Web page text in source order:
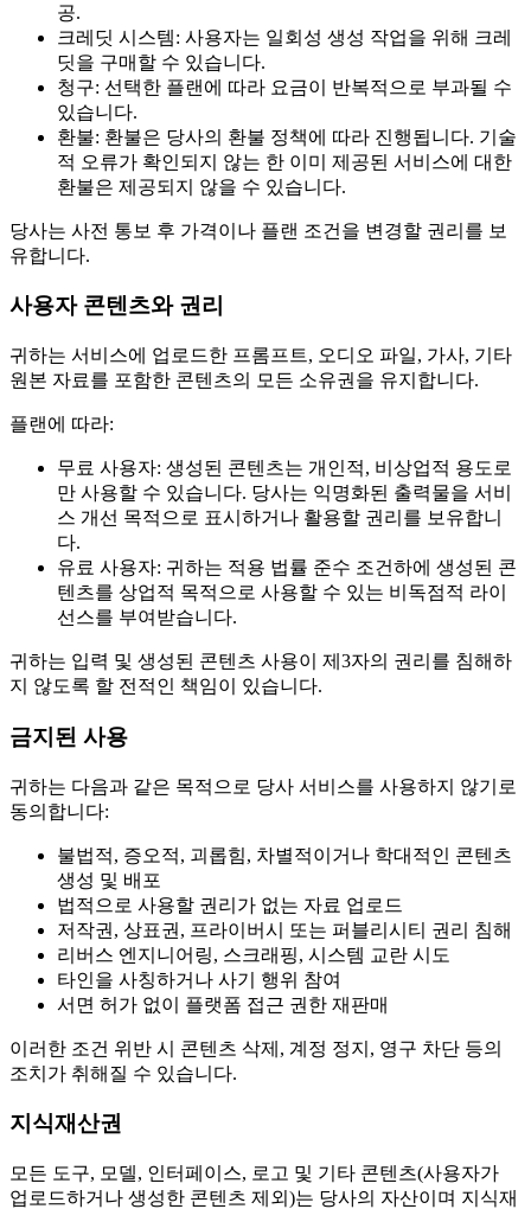
공.
크레딧 시스템: 사용자는 일회성 생성 작업을 위해 크레
딧을 구매할 수 있습니다.
청구: 선택한 플랜에 따라 요금이 반복적으로 부과될 수
있습니다.
환불: 환불은 당사의 환불 정책에 따라 진행됩니다. 기술
적 오류가 확인되지 않는 한 이미 제공된 서비스에 대한
환불은 제공되지 않을 수 있습니다.
당사는 사전 통보 후 가격이나 플랜 조건을 변경할 권리를 보
유합니다.
사용자 콘텐츠와 권리
귀하는 서비스에 업로드한 프롬프트, 오디오 파일, 가사, 기타
원본 자료를 포함한 콘텐츠의 모든 소유권을 유지합니다.
플랜에 따라:
무료 사용자: 생성된 콘텐츠는 개인적, 비상업적 용도로
만 사용할 수 있습니다. 당사는 익명화된 출력물을 서비
스 개선 목적으로 표시하거나 활용할 권리를 보유합니
다.
유료 사용자: 귀하는 적용 법률 준수 조건하에 생성된 콘
텐츠를 상업적 목적으로 사용할 수 있는 비독점적 라이
선스를 부여받습니다.
귀하는 입력 및 생성된 콘텐츠 사용이 제3자의 권리를 침해하
지 않도록 할 전적인 책임이 있습니다.
금지된 사용
귀하는 다음과 같은 목적으로 당사 서비스를 사용하지 않기로
동의합니다:
불법적, 증오적, 괴롭힘, 차별적이거나 학대적인 콘텐츠
생성 및 배포
법적으로 사용할 권리가 없는 자료 업로드
저작권, 상표권, 프라이버시 또는 퍼블리시티 권리 침해
리버스 엔지니어링, 스크래핑, 시스템 교란 시도
타인을 사칭하거나 사기 행위 참여
서면 허가 없이 플랫폼 접근 권한 재판매
이러한 조건 위반 시 콘텐츠 삭제, 계정 정지, 영구 차단 등의
조치가 취해질 수 있습니다.
지식재산권
모든 도구, 모델, 인터페이스, 로고 및 기타 콘텐츠(사용자가
업로드하거나 생성한 콘텐츠 제외)는 당사의 자산이며 지식재